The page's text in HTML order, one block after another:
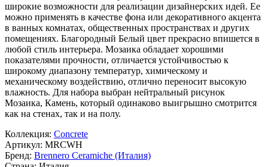
широкие возможности для реализации дизайнерских идей. Ее
можно применять в качестве фона или декоративного акцента
в ванных комнатах, общественных пространствах и других
помещениях. Благородный Белый цвет прекрасно впишется в
любой стиль интерьера. Мозаика обладает хорошими
показателями прочности, отличается устойчивостью к
широкому диапазону температур, химическому и
механическому воздействию, отлично переносит высокую
влажность. Для набора выбран нейтральный рисунок
Мозаика, Камень, который одинаково выигрышно смотрится
как на стенах, так и на полу.
Коллекция: Concrete
Артикул: MRCWH
Бренд: Brennero Ceramiche (Италия)